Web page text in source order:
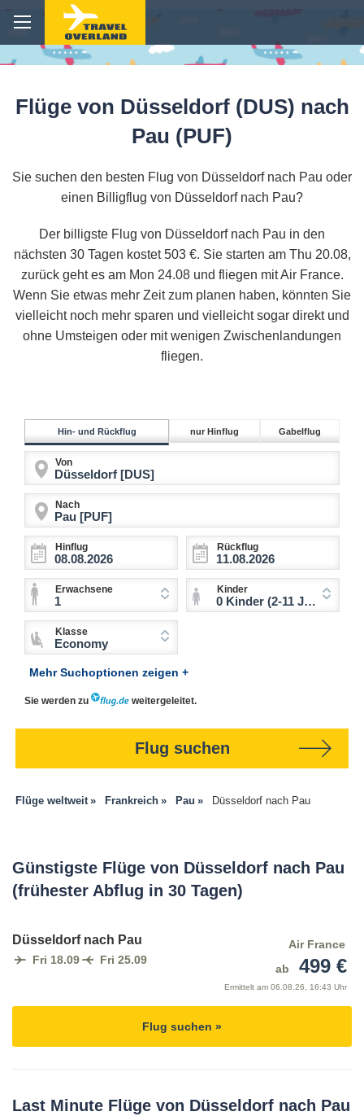
Flüge von Düsseldorf (DUS) nach
Pau (PUF)
Sie suchen den besten Flug von Düsseldorf nach Pau oder
einen Billigflug von Düsseldorf nach Pau?
Der billigste Flug von Düsseldorf nach Pau in den
nächsten 30 Tagen kostet 503 €. Sie starten am Thu 20.08,
zurück geht es am Mon 24.08 und fliegen mit Air France.
Wenn Sie etwas mehr Zeit zum planen haben, könnten Sie
vielleicht noch mehr sparen und vielleicht sogar direkt und
ohne Umsteigen oder mit wenigen Zwischenlandungen
fliegen.
Hin- und Rückflug nur Hinflug Gabelflug
Von
Nach
Hinflug Rückflug
Erwachsene
1
Kinder
0 Kinder (2-11 Jahre)
Klasse
Economy
Mehr Suchoptionen zeigen +
Sie werden zu weitergeleitet.
Flug suchen
Flüge weltweit Frankreich Pau Düsseldorf nach Pau
Günstigste Flüge von Düsseldorf nach Pau
(frühester Abflug in 30 Tagen)
Düsseldorf nach Pau
Fri 18.09 Fri 25.09
Air France
ab
499 €
Ermittelt am 06.08.26, 16:43 Uhr
Flug suchen »
Last Minute Flüge von Düsseldorf nach Pau